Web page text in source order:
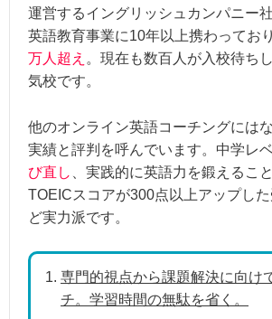
コースの種類総合評価
指導の
講師の
保証の
運営するイングリッシュカンパニー
英語教育事業に10年以上携わっており
万人超え 。現在も数百人が入校待ち
気校です。
他のオンライン英語コーチングには
実績と評判を呼んでいます。中学レ
び直し
、実践的に英語力を鍛えるこ
TOEICスコアが300点以上アップし
ど実力派です。
専門的視点から課題解決に向け
チ。学習時間の無駄を省く。